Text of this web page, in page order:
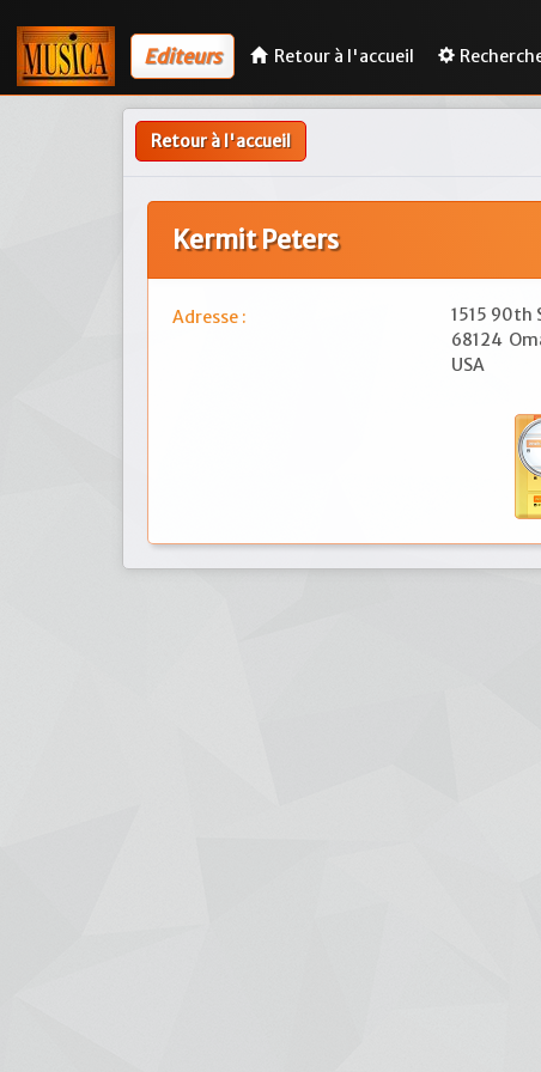
Editeurs Retour à l'accueil
Retour à l'accueil
Kermit Peters
Adresse :
1515 90th
68124
USA